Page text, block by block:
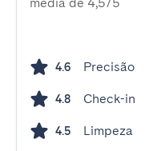
4.6 Precisão
4.8 Check-in
4.5 Limpeza